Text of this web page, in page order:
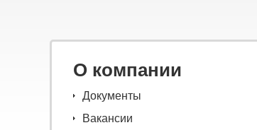
О компании
Документы
Вакансии